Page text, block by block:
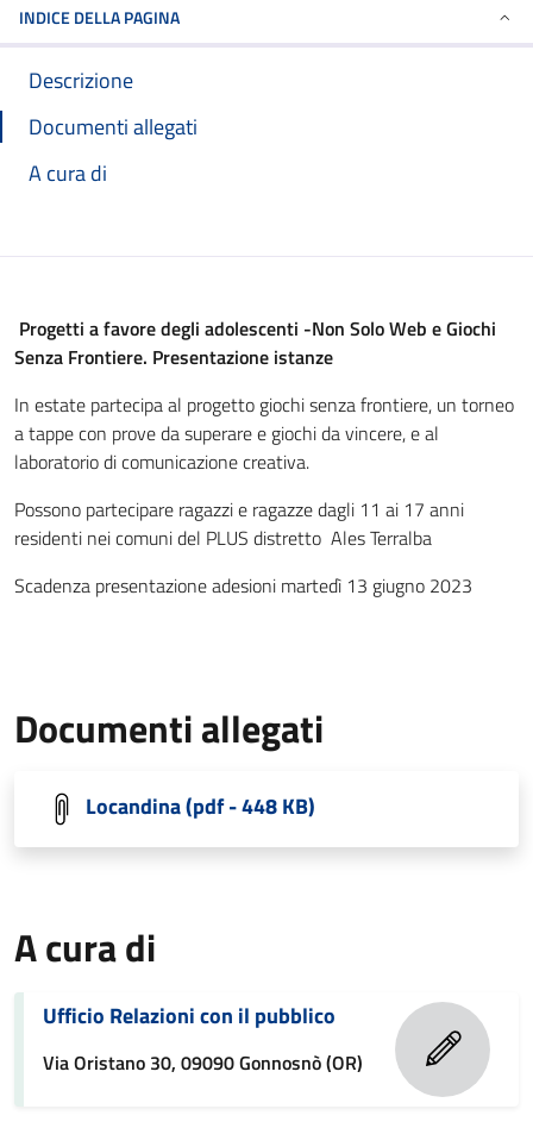
INDICE DELLA PAGINA
Descrizione
Documenti allegati
A cura di
Progetti a favore degli adolescenti -Non Solo Web e Giochi
Senza Frontiere. Presentazione istanze
In estate partecipa al progetto giochi senza frontiere, un torneo
a tappe con prove da superare e giochi da vincere, e al
laboratorio di comunicazione creativa.
Possono partecipare ragazzi e ragazze dagli 11 ai 17 anni
residenti nei comuni del PLUS distretto Ales Terralba
Scadenza presentazione adesioni martedì 13 giugno 2023
Documenti allegati
Locandina (pdf - 448 KB)
A cura di
Ufficio Relazioni con il pubblico
Via Oristano 30, 09090 Gonnosnò (OR)